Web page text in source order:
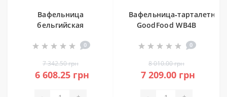
Вафельница
бельгийская
0
7 342.50 грн
6 608.25 грн
GoodFood WB4B
0
8 010.00 грн
7 209.00 грн